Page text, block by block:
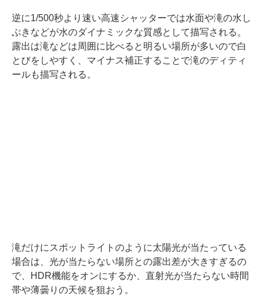
逆に1/500秒より速い高速シャッターでは水面や滝の水し
ぶきなどが水のダイナミックな質感として描写される。
露出は滝などは周囲に比べると明るい場所が多いので白
とびをしやすく、マイナス補正することで滝のディティ
ールも描写される。
滝だけにスポットライトのように太陽光が当たっている
場合は、光が当たらない場所との露出差が大きすぎるの
で、HDR機能をオンにするか、直射光が当たらない時間
帯や薄曇りの天候を狙おう。